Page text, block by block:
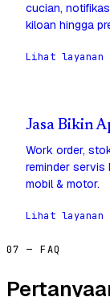
cucian,
kiloan hingga
Lihat layanan
Jasa Bikin
Work order,
reminder servis
mobil & motor.
Lihat layanan
07 — FAQ